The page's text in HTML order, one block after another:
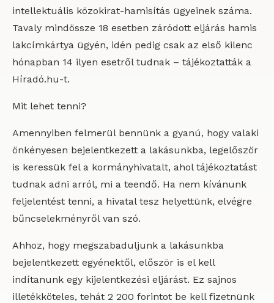
intellektuális közokirat-hamisítás ügyeinek száma.
Tavaly mindössze 18 esetben záródott eljárás hamis
lakcímkártya ügyén, idén pedig csak az első kilenc
hónapban 14 ilyen esetről tudnak – tájékoztatták a
Híradó.hu-t.
Mit lehet tenni?
Amennyiben felmerül bennünk a gyanú, hogy valaki
önkényesen bejelentkezett a lakásunkba, legelőször
is keressük fel a kormányhivatalt, ahol tájékoztatást
tudnak adni arról, mi a teendő. Ha nem kívánunk
feljelentést tenni, a hivatal tesz helyettünk, elvégre
bűncselekményről van szó.
Ahhoz, hogy megszabaduljunk a lakásunkba
bejelentkezett egyénektől, először is el kell
indítanunk egy kijelentkezési eljárást. Ez sajnos
illetékköteles, tehát 2 200 forintot be kell fizetnünk